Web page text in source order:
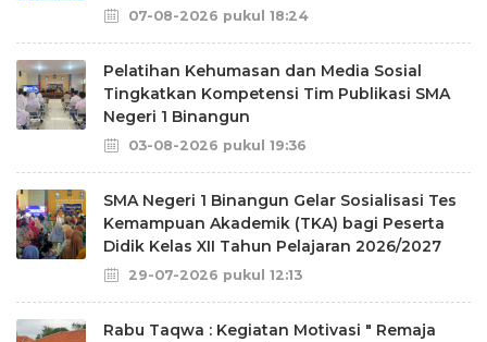
07-08-2026 pukul 18:24
Pelatihan Kehumasan dan Media Sosial
Tingkatkan Kompetensi Tim Publikasi SMA
Negeri 1 Binangun
03-08-2026 pukul 19:36
SMA Negeri 1 Binangun Gelar Sosialisasi Tes
Kemampuan Akademik (TKA) bagi Peserta
Didik Kelas XII Tahun Pelajaran 2026/2027
29-07-2026 pukul 12:13
Rabu Taqwa : Kegiatan Motivasi " Remaja